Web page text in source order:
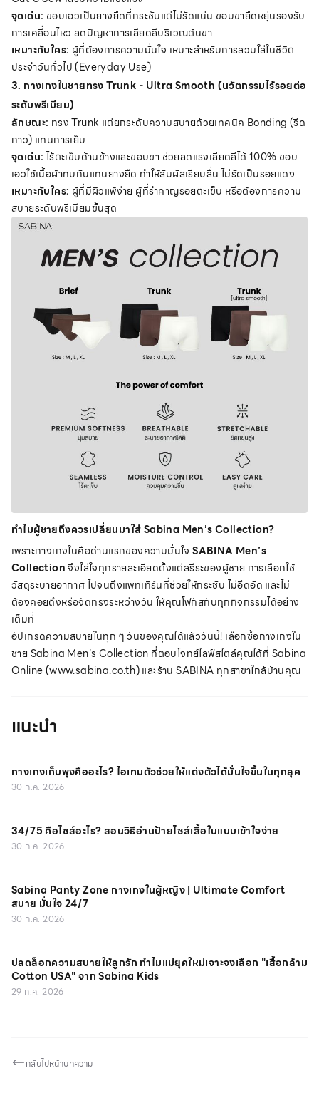
จุดเด่น: ขอบเอวเป็นยางยืดที่กระชับแต่ไม่รัดแน่น ขอบขายืดหยุ่นรองรับ
การเคลื่อนไหว ลดปัญหาการเสียดสีบริเวณต้นขา
เหมาะกับใคร: ผู้ที่ต้องการความมั่นใจ เหมาะสำหรับการสวมใส่ในชีวิต
ประจำวันทั่วไป (Everyday Use)
3. กางเกงในชายทรง Trunk - Ultra Smooth (นวัตกรรมไร้รอยต่อ
ระดับพรีเมียม)
ลักษณะ: ทรง Trunk แต่ยกระดับความสบายด้วยเทคนิค Bonding (รีด
กาว) แทนการเย็บ
จุดเด่น: ไร้ตะเข็บด้านข้างและขอบขา ช่วยลดแรงเสียดสีได้ 100% ขอบ
เอวใช้เนื้อผ้าทบกันแทนยางยืด ทำให้สัมผัสเรียบลื่น ไม่รัดเป็นรอยแดง
เหมาะกับใคร: ผู้ที่มีผิวแพ้ง่าย ผู้ที่รำคาญรอยตะเข็บ หรือต้องการความ
สบายระดับพรีเมียมขั้นสุด
ทำไมผู้ชายถึงควรเปลี่ยนมาใส่ Sabina Men’s Collection?
เพราะกางเกงในคือด่านแรกของความมั่นใจSABINA Men’s
Collectionจึงใส่ใจทุกรายละเอียดตั้งแต่สรีระของผู้ชาย การเลือกใช้
วัสดุระบายอากาศ ไปจนถึงแพทเทิร์นที่ช่วยให้กระชับ ไม่อึดอัด และไม่
ต้องคอยดึงหรือจัดทรงระหว่างวัน ให้คุณโฟกัสกับทุกกิจกรรมได้อย่าง
เต็มที่
อัปเกรดความสบายในทุก ๆ วันของคุณได้แล้ววันนี้! เลือกซื้อกางเกงใน
ชาย Sabina Men’s Collection ที่ตอบโจทย์ไลฟ์สไตล์คุณได้ที่ Sabina
Online (www.sabina.co.th) และร้าน SABINA ทุกสาขาใกล้บ้านคุณ
แนะนำ
กางเกงเก็บพุงคืออะไร? ไอเทมตัวช่วยให้แต่งตัวได้มั่นใจขึ้นในทุกลุค
30 ก.ค. 2026
34/75 คือไซส์อะไร? สอนวิธีอ่านป้ายไซส์เสื้อในแบบเข้าใจง่าย
30 ก.ค. 2026
Sabina Panty Zone กางเกงในผู้หญิง | Ultimate Comfort
สบาย มั่นใจ 24/7
30 ก.ค. 2026
ปลดล็อกความสบายให้ลูกรัก ทำไมแม่ยุคใหม่เจาะจงเลือก "เสื้อกล้าม
Cotton USA" จาก Sabina Kids
29 ก.ค. 2026
กลับไปหน้าบทความ